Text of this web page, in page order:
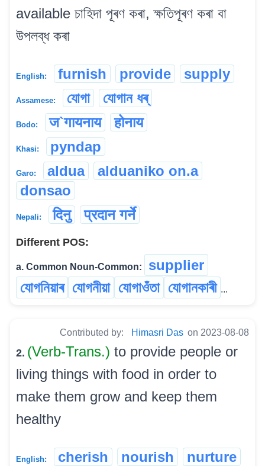
available চাহিদা পূৰণ কৰা, ক্ষতিপূৰণ কৰা বা
উপলব্ধ কৰা
English: furnish provide supply
Assamese: যোগা যোগান ধৰ্
Bodo: ज`गायनाय होनाय
Khasi: pyndap
Garo: aldua
alduaniko on.a
donsao
Nepali: दिनु प्रदान गर्ने
Different POS:
a. Common Noun-Common:
supplier
যোগনিয়াৰ যোগনীয়া যোগাওঁতা যোগানকাৰী ...
Contributed by: Himasri Das on 2023-08-08
2. (Verb-Trans.) to provide people or
living things with food in order to
make them grow and keep them
healthy
English: cherish nourish
nurture